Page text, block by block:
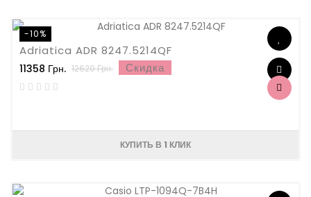
-10%
Adriatica ADR 8247.5214QF
11358 Грн. 12620 Грн. Скидка
КУПИТЬ В 1 КЛИК